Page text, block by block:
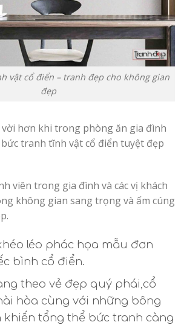
vật cổ điển – tranh đẹp cho không gian
đẹp
hơn khi trong phòng ăn gia đình
tranh tĩnh vật cổ điển tuyệt đẹp
viên trong gia đình và các vị khách
không gian sang trọng và ấm cúng
léo phác họa mẫu đơn
bình cổ điển.
theo vẻ đẹp quý phái,cổ
hòa cùng với những bông
khiến tổng thể bức tranh càng